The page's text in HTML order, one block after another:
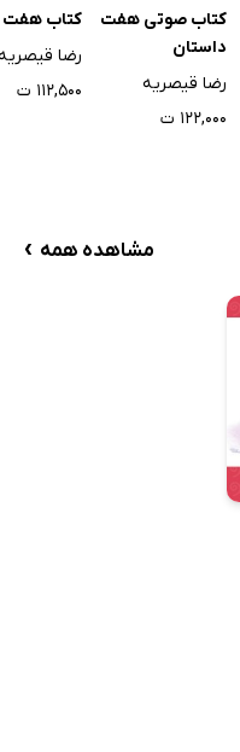
کتاب صوتی هفت
داستان
رضا قیصریه
۱۲۲,۰۰۰ ت
کتاب هفت
رضا
۱۱۲,۵۰۰ ت
مشاهده همه ›